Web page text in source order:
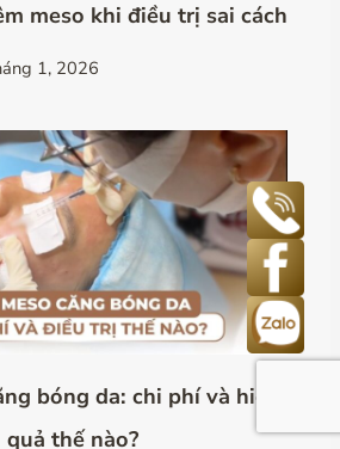
meso khi điều trị sai cách
1, 2026
bóng da: chi phí và hiệu
quả thế nào?